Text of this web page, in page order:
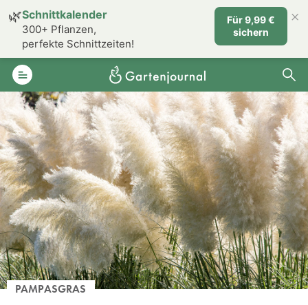
PAMPASGRAS
🌿Schnittkalender
300+ Pflanzen,
perfekte Schnittzeiten!
Für 9,99 €
sichern
×